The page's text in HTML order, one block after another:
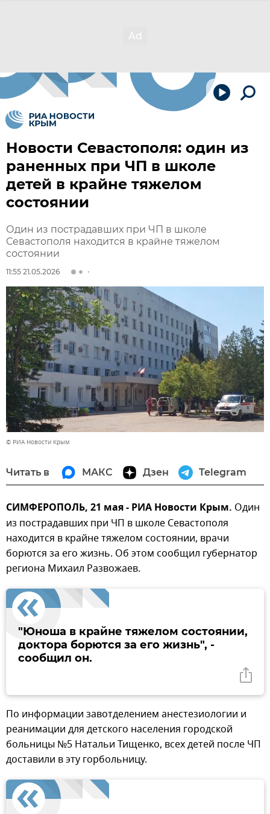
Новости Севастополя: один из
раненных при ЧП в школе
детей в крайне тяжелом
состоянии
Один из пострадавших при ЧП в школе
Севастополя находится в крайне тяжелом
состоянии
11:55 21.05.2026
© РИА Новости Крым
Читать в МАКС Дзен Telegram
СИМФЕРОПОЛЬ, 21 мая - РИА Новости Крым. Один
из пострадавших при ЧП в школе Севастополя
находится в крайне тяжелом состоянии, врачи
борются за его жизнь. Об этом сообщил губернатор
региона Михаил Развожаев.
"Юноша в крайне тяжелом состоянии,
доктора борются за его жизнь", -
сообщил он.
По информации завотделением анестезиологии и
реанимации для детского населения городской
больницы №5 Натальи Тищенко, всех детей после ЧП
доставили в эту горбольницу.